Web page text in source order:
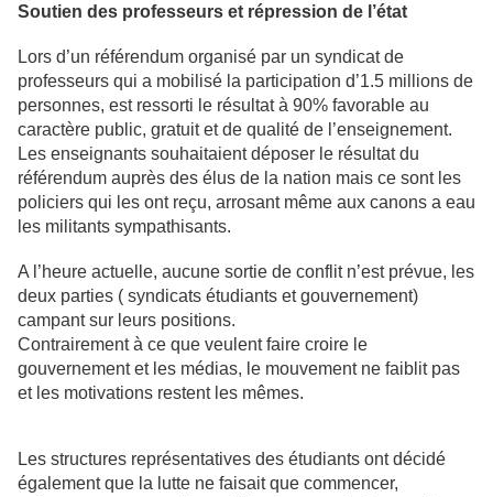
Soutien des professeurs et répression de l’état
Lors d’un référendum organisé par un syndicat de
professeurs qui a mobilisé la participation d’1.5 millions de
personnes, est ressorti le résultat à 90% favorable au
caractère public, gratuit et de qualité de l’enseignement.
Les enseignants souhaitaient déposer le résultat du
référendum auprès des élus de la nation mais ce sont les
policiers qui les ont reçu, arrosant même aux canons a eau
les militants sympathisants.
A l’heure actuelle, aucune sortie de conflit n’est prévue, les
deux parties ( syndicats étudiants et gouvernement)
campant sur leurs positions.
Contrairement à ce que veulent faire croire le
gouvernement et les médias, le mouvement ne faiblit pas
et les motivations restent les mêmes.
Les structures représentatives des étudiants ont décidé
également que la lutte ne faisait que commencer,